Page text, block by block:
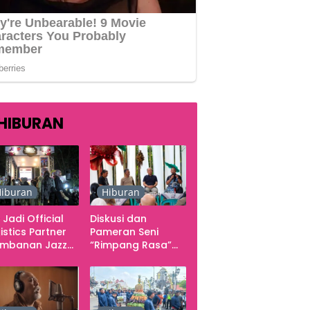
Jadi Official
Partner
Jazz
Seluruh
Konser
Hiburan
Diskusi dan
Pameran Seni
“Rimpang Rasa”
sampai Kritik
terhadap
Yogyakarta